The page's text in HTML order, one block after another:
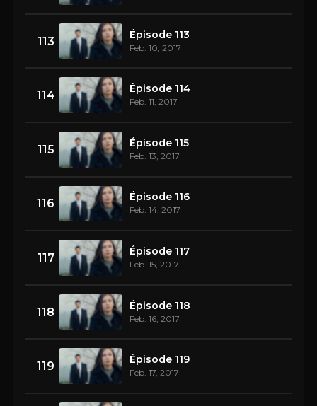
113 Épisode 113
Feb. 10, 2017
114 Épisode 114
Feb. 11, 2017
115 Épisode 115
Feb. 13, 2017
116 Épisode 116
Feb. 14, 2017
117 Épisode 117
Feb. 15, 2017
118 Épisode 118
Feb. 16, 2017
119 Épisode 119
Feb. 17, 2017